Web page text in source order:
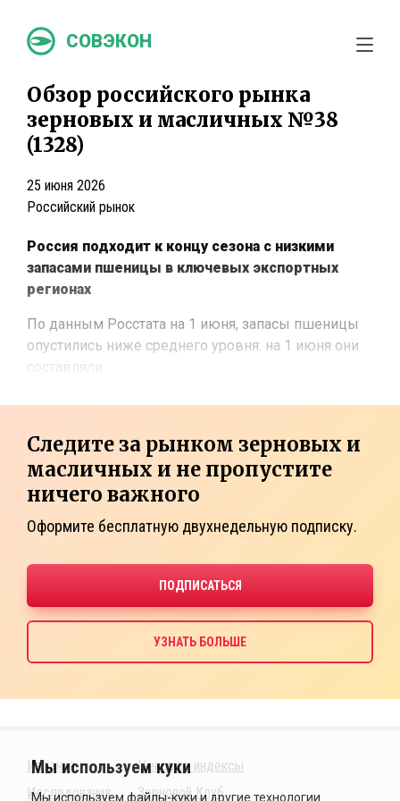
СОВЭКОН
Обзор российского рынка
зерновых и масличных №38
(1328)
25 июня 2026
Российский рынок
Россия подходит к концу сезона с низкими
запасами пшеницы в ключевых экспортных
регионах
По данным Росстата на 1 июня, запасы пшеницы
опустились ниже среднего уровня: на 1 июня они
составляли
Следите за рынком зерновых и
масличных и не пропустите
ничего важного
Оформите бесплатную двухнедельную подписку.
Издания
Исследования
Ценовые индексы
Зерновой Клуб